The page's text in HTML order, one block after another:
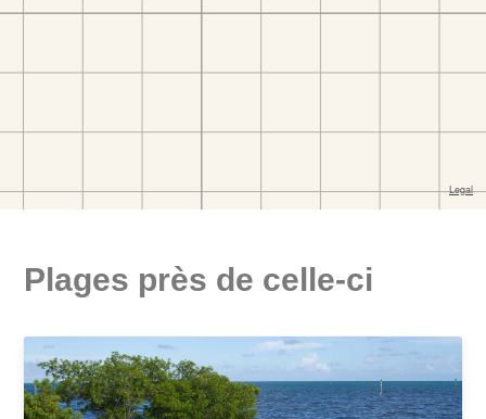
Plages près de celle-ci